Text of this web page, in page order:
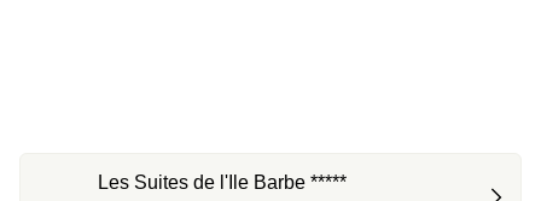
Les Suites de l'Ile Barbe *****